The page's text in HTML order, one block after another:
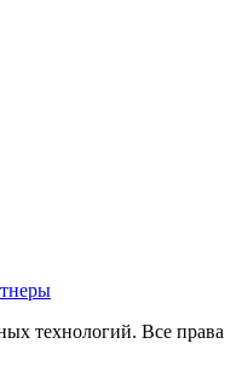
технологий. Все права